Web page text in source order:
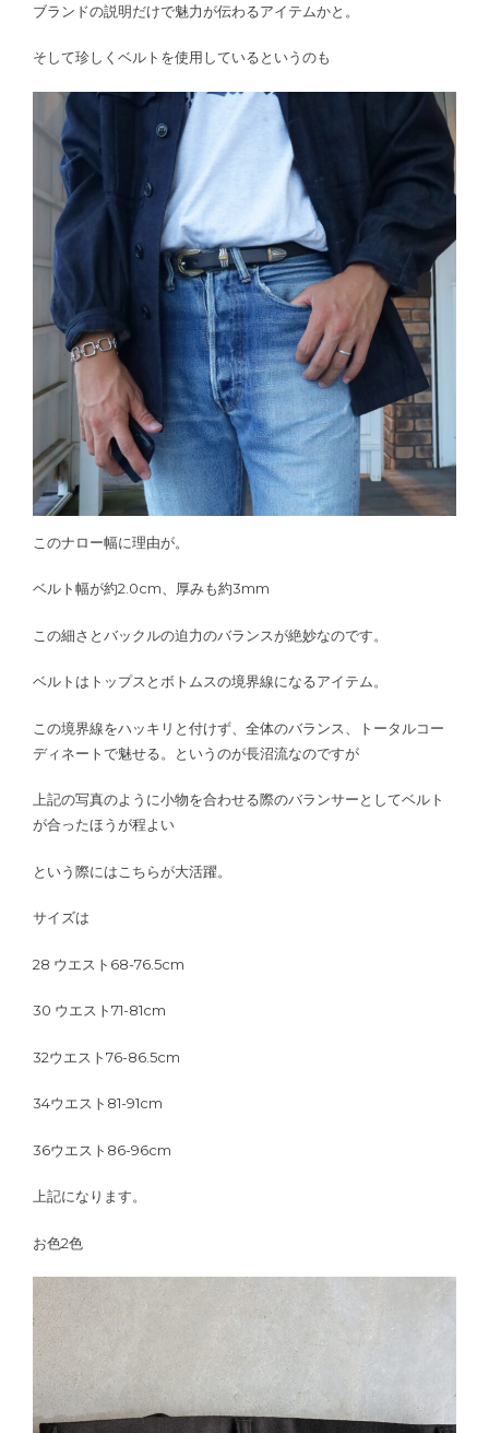
ブランドの説明だけで魅力が伝わるアイテムかと。
そして珍しくベルトを使用しているというのも
このナロー幅に理由が。
ベルト幅が約2.0cm、厚みも約3mm
この細さとバックルの迫力のバランスが絶妙なのです。
ベルトはトップスとボトムスの境界線になるアイテム。
この境界線をハッキリと付けず、全体のバランス、トータルコー
ディネートで魅せる。というのが長沼流なのですが
上記の写真のように小物を合わせる際のバランサーとしてベルト
が合ったほうが程よい
という際にはこちらが大活躍。
サイズは
28 ウエスト68-76.5cm
30 ウエスト71-81cm
32ウエスト76-86.5cm
34ウエスト81-91cm
36ウエスト86-96cm
上記になります。
お色2色